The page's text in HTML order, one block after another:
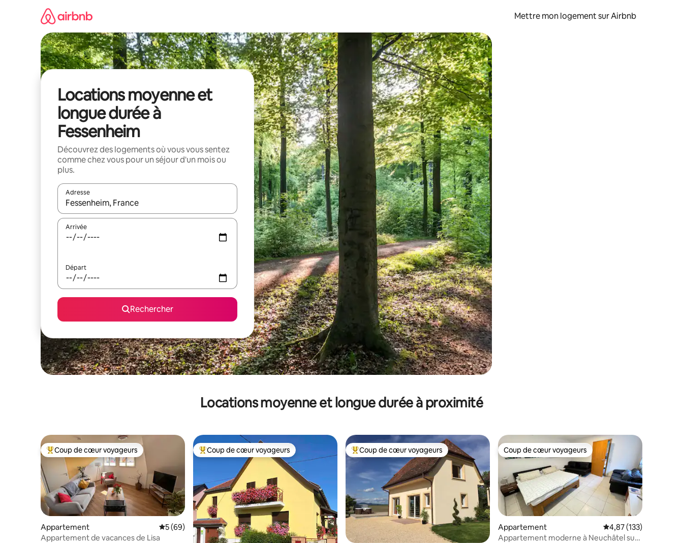
Mettre mon logement sur Airbnb
Locations moyenne et
longue durée à
Fessenheim
Découvrez des logements où vous vous sentez
comme chez vous pour un séjour d'un mois ou
plus.
Adresse
Lorsque les résultats s'affichent, utilisez les flèches vers le haut et vers le bas pour les parcourir ou en appuyant et en faisant glisser.
Arrivée
Départ
Rechercher
Locations moyenne et longue durée à proximité
Coups de cœur voyageurs les plus appréciés
Coup de cœur voyageurs
Appartement Évaluation moyenne sur la base de 69 commentaires : 5 sur 5
5 (69)
Appartement de vacances de Lisa
Coups de cœur voyageurs les plus appréciés
Coup de cœur voyageurs Coups de cœur voyageurs les plus appréciés
Coup de cœur voyageurs Coup de cœur voyageurs
Coup de cœur voyageurs
Appartement Évaluation moyenne
4,87 (133)
Appartement moderne à Neuchâtel sur